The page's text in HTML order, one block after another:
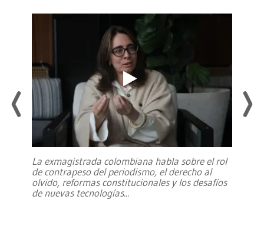
La exmagistrada colombiana habla sobre el rol
de contrapeso del periodismo, el derecho al
olvido, reformas constitucionales y los desafíos
de nuevas tecnologías...